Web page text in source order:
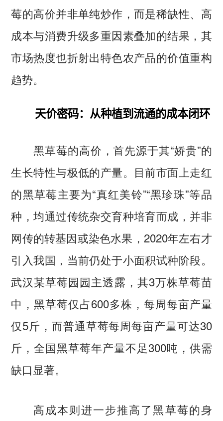
莓的高价并非单纯炒作，而是稀缺性、高
成本与消费升级多重因素叠加的结果，其
市场热度也折射出特色农产品的价值重构
趋势。
天价密码：从种植到流通的成本闭环
黑草莓的高价，首先源于其“娇贵”的
生长特性与极低的产量。目前市面上走红
的黑草莓主要为“真红美铃”“黑珍珠”等品
种，均通过传统杂交育种培育而成，并非
网传的转基因或染色水果，2020年左右才
引入我国，当前仍处于小面积试种阶段。
武汉某草莓园园主透露，其3万株草莓苗
中，黑草莓仅占600多株，每周每亩产量
仅5斤，而普通草莓每周每亩产量可达30
斤，全国黑草莓年产量不足300吨，供需
缺口显著。
高成本则进一步推高了黑草莓的身